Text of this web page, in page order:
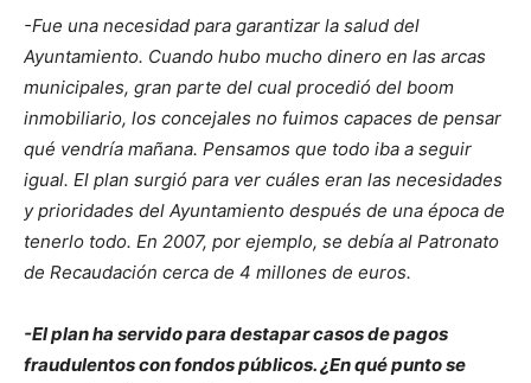
-Fue una necesidad para garantizar la salud del
Ayuntamiento. Cuando hubo mucho dinero en las arcas
municipales, gran parte del cual procedió del boom
inmobiliario, los concejales no fuimos capaces de pensar
qué vendría mañana. Pensamos que todo iba a seguir
igual. El plan surgió para ver cuáles eran las necesidades
y prioridades del Ayuntamiento después de una época de
tenerlo todo. En 2007, por ejemplo, se debía al Patronato
de Recaudación cerca de 4 millones de euros.
-El plan ha servido para destapar casos de pagos
fraudulentos con fondos públicos. ¿En qué punto se